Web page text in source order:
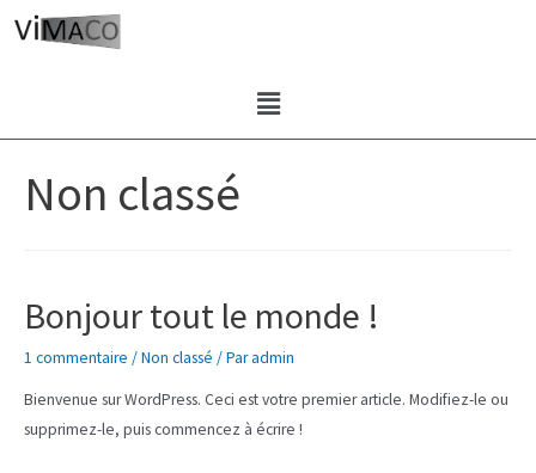
Non classé
Bonjour tout le monde !
1 commentaire /Non classé / Paradmin
Bienvenue sur WordPress. Ceci est votre premier article. Modifiez-le ou
supprimez-le, puis commencez à écrire !